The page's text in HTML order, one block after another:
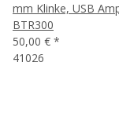
mm Klinke, USB
BTR300
50,00 € *
41026